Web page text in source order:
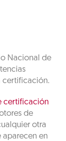
Nacional de
certificación.
certificación
de
otra
en